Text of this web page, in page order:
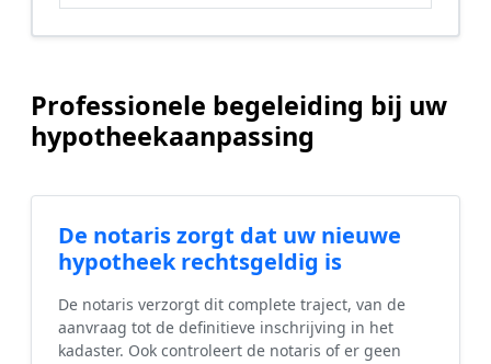
Professionele begeleiding bij uw
hypotheekaanpassing
De notaris zorgt dat uw nieuwe
hypotheek rechtsgeldig is
De notaris verzorgt dit complete traject, van de
aanvraag tot de definitieve inschrijving in het
kadaster. Ook controleert de notaris of er geen